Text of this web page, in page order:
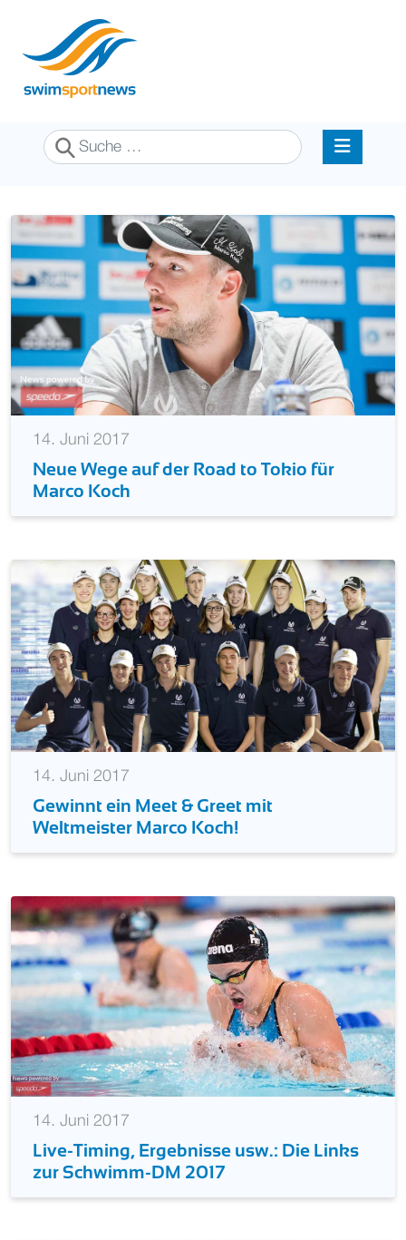
Suchen
14. Juni 2017
Neue Wege auf der Road to Tokio für
Marco Koch
14. Juni 2017
Gewinnt ein Meet & Greet mit
Weltmeister Marco Koch!
14. Juni 2017
Live-Timing, Ergebnisse usw.: Die Links
zur Schwimm-DM 2017